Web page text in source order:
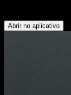
Abrir no aplicativo